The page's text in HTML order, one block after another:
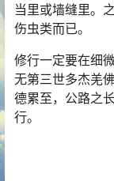
当里或墙缝里。
伤虫类而已。
修行一定要在细
无第三世多杰羌
德累至，公路之
行。